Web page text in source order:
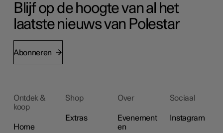
Blijf op de hoogte van al het
laatste nieuws van Polestar
Abonneren
Ontdek &
koop
Home
Shop
Extras
Over
Evenement
en
Sociaal
Instagram